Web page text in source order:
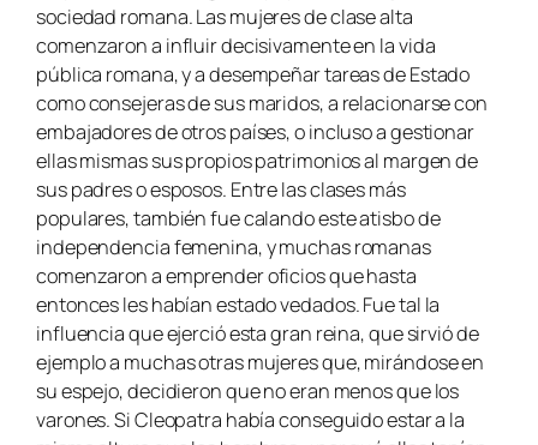
sociedad romana. Las mujeres de clase alta
comenzaron a influir decisivamente en la vida
pública romana, y a desempeñar tareas de Estado
como consejeras de sus maridos, a relacionarse con
embajadores de otros países, o incluso a gestionar
ellas mismas sus propios patrimonios al margen de
sus padres o esposos. Entre las clases más
populares, también fue calando este atisbo de
independencia femenina, y muchas romanas
comenzaron a emprender oficios que hasta
entonces les habían estado vedados. Fue tal la
influencia que ejerció esta gran reina, que sirvió de
ejemplo a muchas otras mujeres que, mirándose en
su espejo, decidieron que no eran menos que los
varones. Si Cleopatra había conseguido estar a la